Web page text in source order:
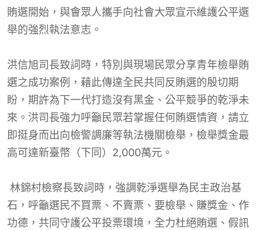
賄選開始，與會眾人攜手向社會大眾宣示維護公平選
舉的強烈執法意志。
洪信旭司長致詞時，特別與現場民眾分享青年檢舉賄
選之成功案例，藉此傳達全民共同反賄選的殷切期
盼，期許為下一代打造沒有黑金、公平競爭的乾淨未
來。洪司長強力呼籲民眾若掌握任何賄選情資，請立
即挺身而出向檢警調廉等執法機關檢舉，檢舉獎金最
高可達新臺幣（下同）2,000萬元。
林錦村檢察長致詞時，強調乾淨選舉為民主政治基
石，呼籲選民不買票、不賣票、要檢舉、賺獎金、作
功德，共同守護公平投票環境，全力杜絕賄選、假訊